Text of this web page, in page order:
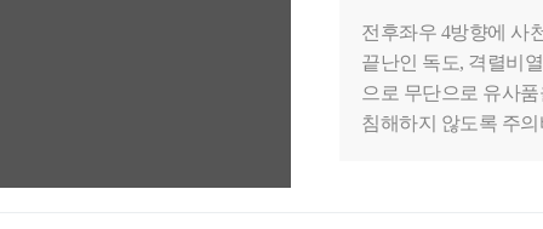
전후좌우 4방향에 사
끝난인 독도, 격렬비
으로 무단으로 유사
침해하지 않도록 주